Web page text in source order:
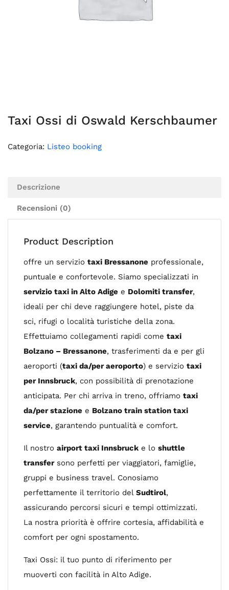
Taxi Ossi di Oswald Kerschbaumer
Categoria: Listeo booking
Descrizione
Recensioni (0)
Product Description
offre un servizio taxi Bressanone professionale,
puntuale e confortevole. Siamo specializzati in
servizio taxi in Alto Adige e Dolomiti transfer,
ideali per chi deve raggiungere hotel, piste da
sci, rifugi o località turistiche della zona.
Effettuiamo collegamenti rapidi come taxi
Bolzano – Bressanone, trasferimenti da e per gli
aeroporti (taxi da/per aeroporto) e servizio taxi
per Innsbruck, con possibilità di prenotazione
anticipata. Per chi arriva in treno, offriamo taxi
da/per stazione e Bolzano train station taxi
service, garantendo puntualità e comfort.
Il nostro airport taxi Innsbruck e lo shuttle
transfersono perfetti per viaggiatori, famiglie,
gruppi e business travel. Conosiamo
perfettamente il territorio del Sudtirol,
assicurando percorsi sicuri e tempi ottimizzati.
La nostra priorità è offrire cortesia, affidabilità e
comfort per ogni spostamento.
Taxi Ossi: il tuo punto di riferimento per
muoverti con facilità in Alto Adige.